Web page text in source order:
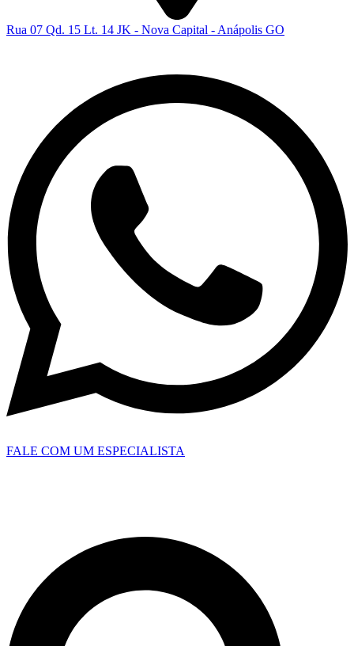
Rua 07 Qd. 15 Lt. 14 JK - Nova Capital - Anápolis GO
FALE COM UM ESPECIALISTA